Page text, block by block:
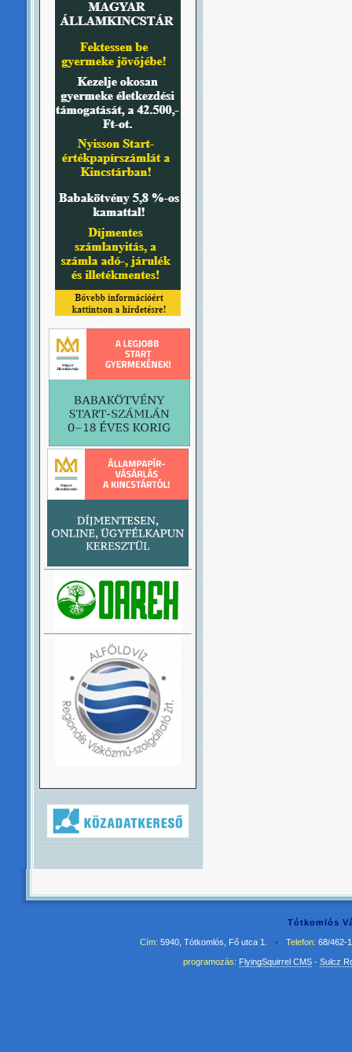
Tótkomlós
Cím: 5940, Tótkomlós, Fő utca 1. • Telefon: 68/462-
programozás: FlyingSquirrel CMS- Sulcz